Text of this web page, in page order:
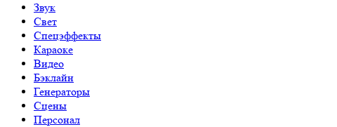
Звук
Свет
Спецэффекты
Караоке
Видео
Бэклайн
Генераторы
Сцены
Персонал